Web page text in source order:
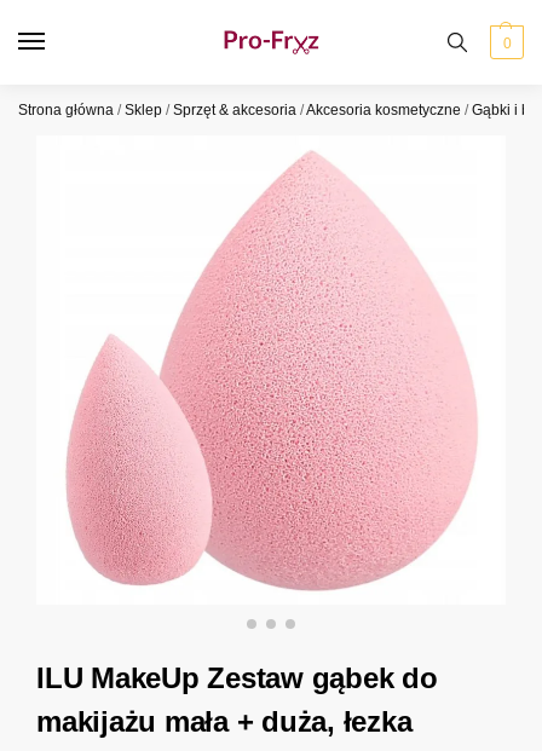
0
Strona główna /Sklep /Sprzęt & akcesoria /Akcesoria kosmetyczne /Gąbki i
ILU MakeUp Zestaw gąbek do
makijażu mała + duża, łezka